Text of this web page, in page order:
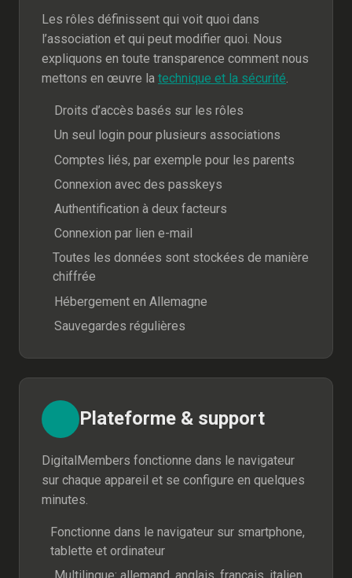
Les rôles définissent qui voit quoi dans
l’association et qui peut modifier quoi. Nous
expliquons en toute transparence comment nous
mettons en œuvre la technique et la sécurité
Droits d’accès basés sur les rôles
Un seul login pour plusieurs associations
Comptes liés, par exemple pour les parents
Connexion avec des passkeys
Authentification à deux facteurs
Connexion par lien e-mail
Toutes les données sont stockées de manière
chiffrée
Hébergement en Allemagne
Sauvegardes régulières
Plateforme & support
DigitalMembers fonctionne dans le navigateur
sur chaque appareil et se configure en quelques
minutes.
Fonctionne dans le navigateur sur smartphone,
tablette et ordinateur